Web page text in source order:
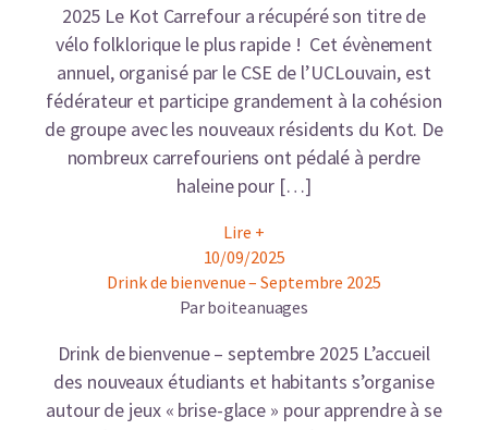
2025 Le Kot Carrefour a récupéré son titre de
vélo folklorique le plus rapide ! Cet évènement
annuel, organisé par le CSE de l’UCLouvain, est
fédérateur et participe grandement à la cohésion
de groupe avec les nouveaux résidents du Kot. De
nombreux carrefouriens ont pédalé à perdre
haleine pour […]
Lire +
10/09/2025
Drink de bienvenue – Septembre 2025
Par boiteanuages
Drink de bienvenue – septembre 2025 L’accueil
des nouveaux étudiants et habitants s’organise
autour de jeux « brise-glace » pour apprendre à se